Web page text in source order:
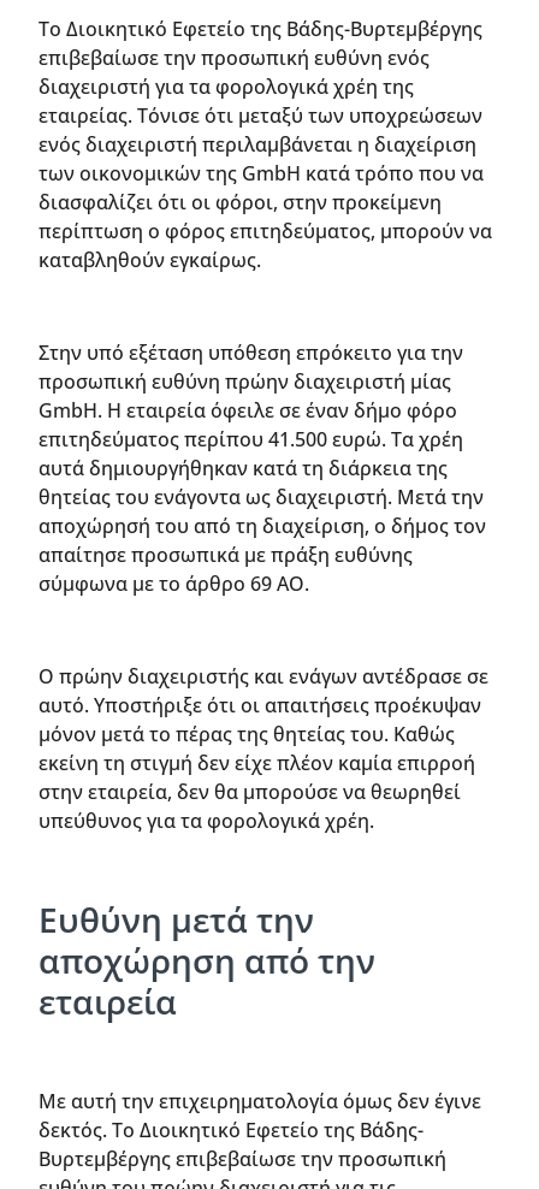
Το Διοικητικό Εφετείο της Βάδης-Βυρτεμβέργης
επιβεβαίωσε την προσωπική ευθύνη ενός
διαχειριστή για τα φορολογικά χρέη της
εταιρείας. Τόνισε ότι μεταξύ των υποχρεώσεων
ενός διαχειριστή περιλαμβάνεται η διαχείριση
των οικονομικών της GmbH κατά τρόπο που να
διασφαλίζει ότι οι φόροι, στην προκείμενη
περίπτωση ο φόρος επιτηδεύματος, μπορούν να
καταβληθούν εγκαίρως.
Στην υπό εξέταση υπόθεση επρόκειτο για την
προσωπική ευθύνη πρώην διαχειριστή μίας
GmbH. Η εταιρεία όφειλε σε έναν δήμο φόρο
επιτηδεύματος περίπου 41.500 ευρώ. Τα χρέη
αυτά δημιουργήθηκαν κατά τη διάρκεια της
θητείας του ενάγοντα ως διαχειριστή. Μετά την
αποχώρησή του από τη διαχείριση, ο δήμος τον
απαίτησε προσωπικά με πράξη ευθύνης
σύμφωνα με το άρθρο 69 AO.
Ο πρώην διαχειριστής και ενάγων αντέδρασε σε
αυτό. Υποστήριξε ότι οι απαιτήσεις προέκυψαν
μόνον μετά το πέρας της θητείας του. Καθώς
εκείνη τη στιγμή δεν είχε πλέον καμία επιρροή
στην εταιρεία, δεν θα μπορούσε να θεωρηθεί
υπεύθυνος για τα φορολογικά χρέη.
Ευθύνη μετά την
αποχώρηση από την
εταιρεία
Με αυτή την επιχειρηματολογία όμως δεν έγινε
δεκτός. Το Διοικητικό Εφετείο της Βάδης-
Βυρτεμβέργης επιβεβαίωσε την προσωπική